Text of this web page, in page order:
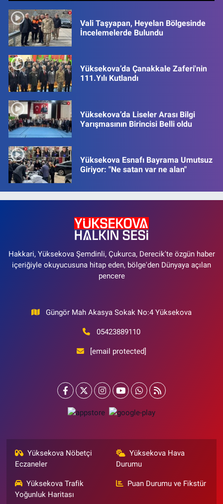
Vali Taşyapan, Heyelan Bölgesinde
İncelemelerde Bulundu
Yüksekova’da Çanakkale Zaferi'nin
111.Yılı Kutlandı
Yüksekova’da Liseler Arası Bilgi
Yarışmasının Birincisi Belli oldu
Yüksekova Esnafı Bayrama Umutsuz
Giriyor: "Ne satan var ne alan"
Hakkari, Yüksekova Şemdinli, Çukurca, Derecik'te özgün haber
içeriğiyle okuyucusuna hitap eden, bölge'den Dünyaya açılan
pencere
Güngör Mah Akasya Sokak No:4 Yüksekova
05423889110
[email protected]
Yüksekova Nöbetçi
Eczaneler
Yüksekova Hava
Durumu
Yüksekova Trafik
Yoğunluk Haritası
Puan Durumu ve Fikstür